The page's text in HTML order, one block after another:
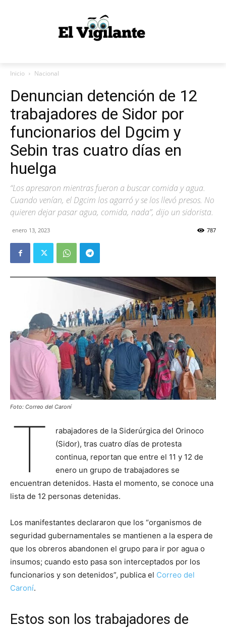
Inicio Nacional
Denuncian detención de 12
trabajadores de Sidor por
funcionarios del Dgcim y
Sebin tras cuatro días en
huelga
“Los apresaron mientras fueron a buscar comida y agua.
Cuando venían, el Dgcim los agarró y se los llevó presos. No
quieren dejar pasar agua, comida, nada”, dijo un sidorista.
enero 13, 2023 787
Foto: Correo del Caroní
T
rabajadores de la Siderúrgica del Orinoco
(Sidor), tras cuatro días de protesta
continua, reportan que entre el 11 y 12 de
enero un grupo de trabajadores se
encuentran detenidos. Hasta el momento, se conoce una
lista de 12 personas detenidas.
Los manifestantes declararon que los “organismos de
seguridad gubernamentales se mantienen a la espera de
que los obreros abandonen el grupo para ir por agua o
insumos; cuando esto pasa son interceptados por los
funcionarios y son detenidos”, publica el Correo del
Caroní.
Estos son los trabajadores de